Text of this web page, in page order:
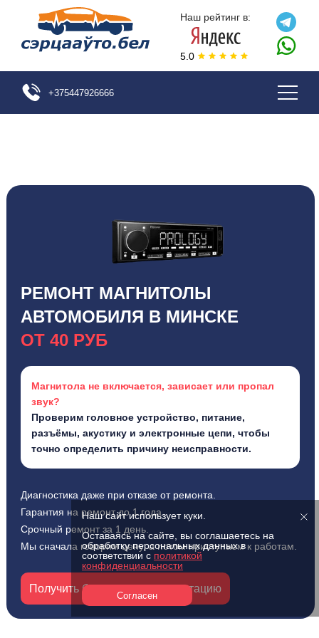
Наш рейтинг в:
5.0
+375447926666
РЕМОНТ МАГНИТОЛЫ
АВТОМОБИЛЯ В МИНСКЕ
ОТ 40 РУБ
Магнитола не включается, зависает или пропал
звук?
Проверим головное устройство, питание,
разъёмы, акустику и электронные цепи, чтобы
точно определить причину неисправности.
Диагностика даже при отказе от ремонта.
Гарантия на ремонт до 1 года.
Срочный ремонт за 1 день.
Мы сначала говорим цену, а потом приступаем к работам.
Получить бесплатную консультацию
Наш сайт использует куки.
Оставаясь на сайте, вы соглашаетесь на
обработку персональных данных в
соответствии с политикой
конфиденциальности
Согласен